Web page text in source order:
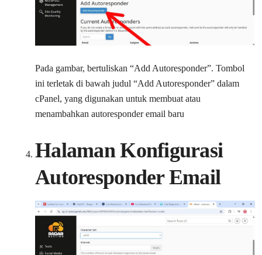
Pada gambar, bertuliskan “Add Autoresponder”. Tombol
ini terletak di bawah judul “Add Autoresponder” dalam
cPanel, yang digunakan untuk membuat atau
menambahkan autoresponder email baru
Halaman Konfigurasi
Autoresponder Email